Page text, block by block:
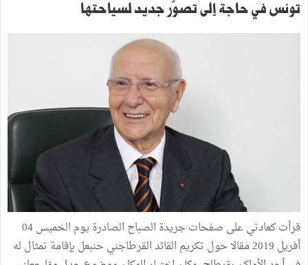
تونس في حاجة إلى تصوّر جديد لسياحتها
قرأت كعادتي على صفحات جريدة الصباح الصادرة يوم الخميس 04
أفريل 2019 مقالا حول تكريم القائد القرطاجني حنبعل بإقامة تمثال له